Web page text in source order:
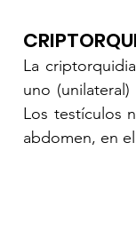
La
uno
Los testículos
abdomen, en